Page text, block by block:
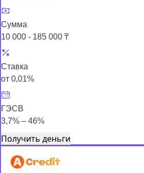
Сумма
10 000 - 185 000 ₸
Ставка
от 0,01%
ГЭСВ
3,7% – 46%
Получить деньги